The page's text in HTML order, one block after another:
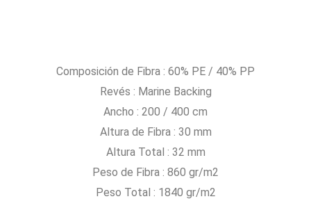
Composición de Fibra : 60% PE / 40% PP
Revés : Marine Backing
Ancho : 200 / 400 cm
Altura de Fibra : 30 mm
Altura Total : 32 mm
Peso de Fibra : 860 gr/m2
Peso Total : 1840 gr/m2